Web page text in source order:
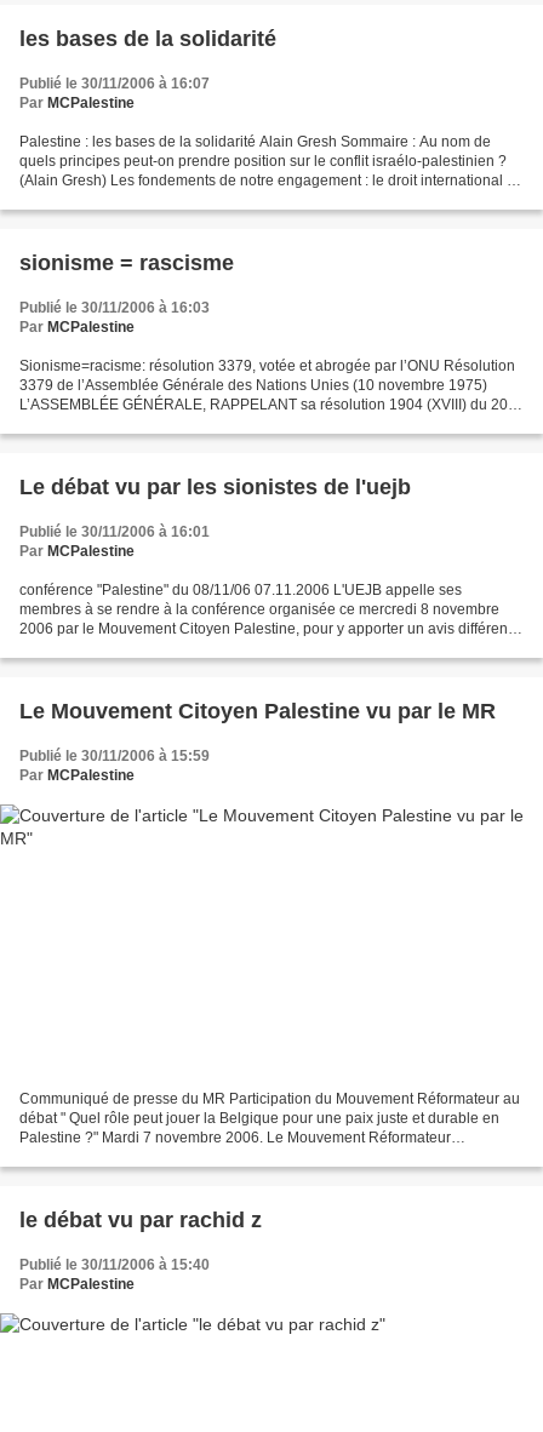
les bases de la solidarité
Publié le 30/11/2006 à 16:07
Par MCPalestine
Palestine : les bases de la solidarité Alain Gresh Sommaire : Au nom de
quels principes peut-on prendre position sur le conflit israélo-palestinien ?
(Alain Gresh) Les fondements de notre engagement : le droit international Le
sionisme = rascisme
Publié le 30/11/2006 à 16:03
Par MCPalestine
Sionisme=racisme: résolution 3379, votée et abrogée par l’ONU Résolution
3379 de l’Assemblée Générale des Nations Unies (10 novembre 1975)
L’ASSEMBLÉE GÉNÉRALE, RAPPELANT sa résolution 1904 (XVIII) du 20
Le débat vu par les sionistes de l'uejb
Publié le 30/11/2006 à 16:01
Par MCPalestine
conférence "Palestine" du 08/11/06 07.11.2006 L'UEJB appelle ses
membres à se rendre à la conférence organisée ce mercredi 8 novembre
2006 par le Mouvement Citoyen Palestine, pour y apporter un avis différent
Le Mouvement Citoyen Palestine vu par le MR
Publié le 30/11/2006 à 15:59
Par MCPalestine
Communiqué de presse du MR Participation du Mouvement Réformateur au
débat " Quel rôle peut jouer la Belgique pour une paix juste et durable en
Palestine ?" Mardi 7 novembre 2006. Le Mouvement Réformateur
le débat vu par rachid z
Publié le 30/11/2006 à 15:40
Par MCPalestine